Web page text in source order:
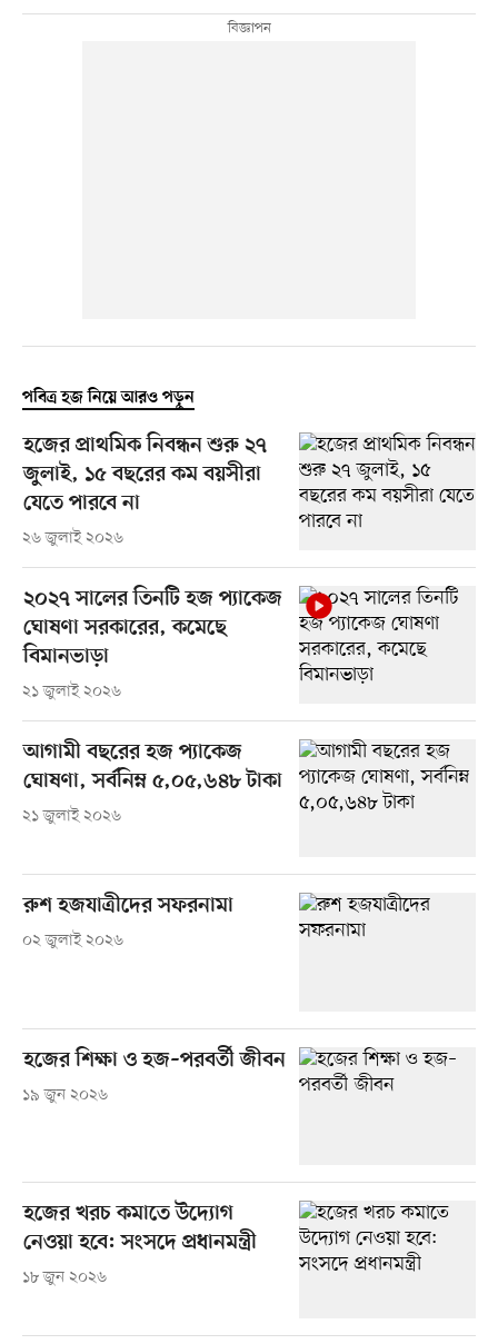
পবিত্র হজ নিয়ে আরও পড়ুন
হজের প্রাথমিক নিবন্ধন শুরু ২৭
জুলাই, ১৫ বছরের কম বয়সীরা
যেতে পারবে না
২৬ জুলাই ২০২৬
২০২৭ সালের তিনটি হজ প্যাকেজ
ঘোষণা সরকারের, কমেছে
বিমানভাড়া
২১ জুলাই ২০২৬
আগামী বছরের হজ প্যাকেজ
ঘোষণা, সর্বনিম্ন ৫,০৫,৬৪৮ টাকা
২১ জুলাই ২০২৬
রুশ হজযাত্রীদের সফরনামা
০২ জুলাই ২০২৬
হজের শিক্ষা ও হজ–পরবর্তী জীবন
১৯ জুন ২০২৬
হজের খরচ কমাতে উদ্যোগ
নেওয়া হবে: সংসদে প্রধানমন্ত্রী
১৮ জুন ২০২৬